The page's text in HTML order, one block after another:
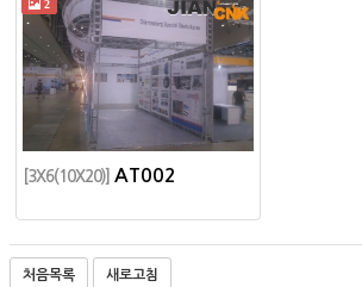
2
[3X6(10X20)] AT002
처음목록 새로고침